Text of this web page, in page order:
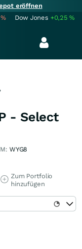
eröffnen
% Dow Jones +0,25%
- Select
WYG8
Zum Portfolio
hinzufügen